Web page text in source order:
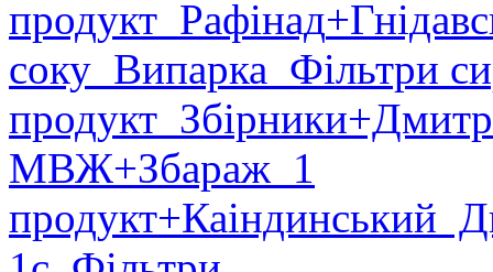
продукт Рафінад
соку Випарка Фільтри
продукт Збірники
МВЖ+Збараж 1
продукт+Каіндинський